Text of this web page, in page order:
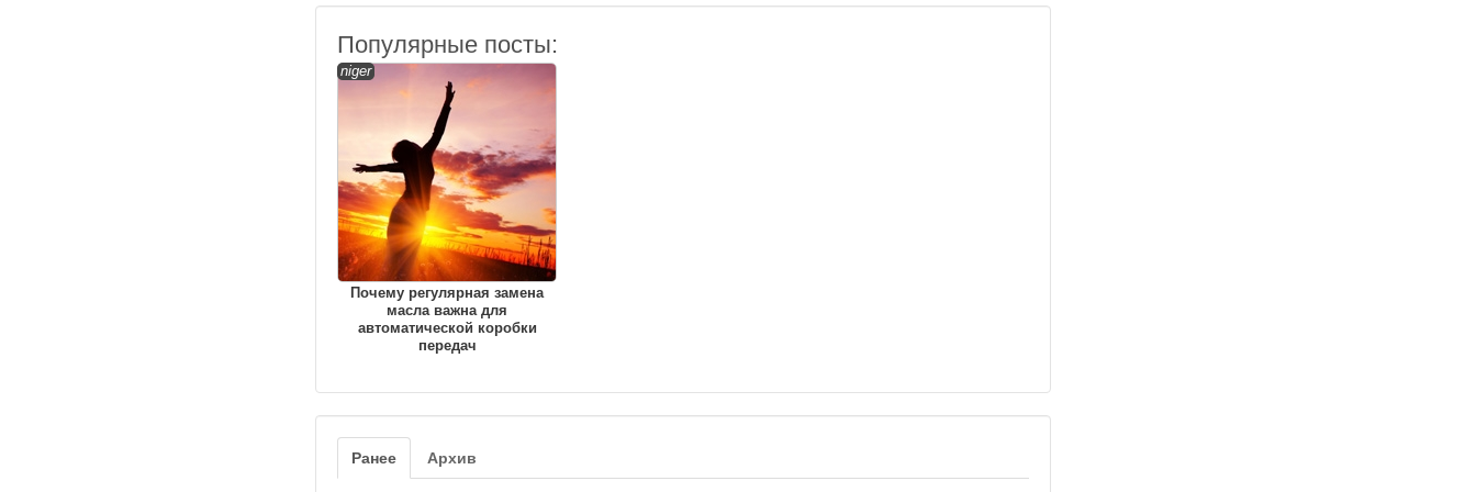
Популярные посты:
niger
Почему регулярная замена
масла важна для
автоматической коробки
передач
Ранее Архив